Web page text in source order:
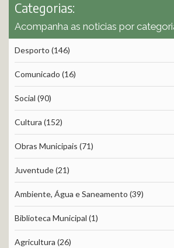
Categorias:
Acompanha as noticias por
Desporto (146)
Comunicado (16)
Social (90)
Cultura (152)
Obras Municipais (71)
Juventude(21)
Ambiente, Água e Saneamento (39)
Biblioteca Municipal (1)
Agricultura (26)